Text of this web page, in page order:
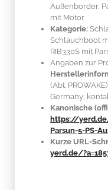
Außenborder,
mit Motor
Kategorie:
Schlauchboot
RIB330S mit
Angaben zur
(Abt.
Germany;
Kanonische
https://
Parsun-5-PS-
Kurze URL-
yerd.de/